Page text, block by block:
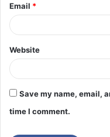
Email *
Website
Save my name, email,
time I comment.